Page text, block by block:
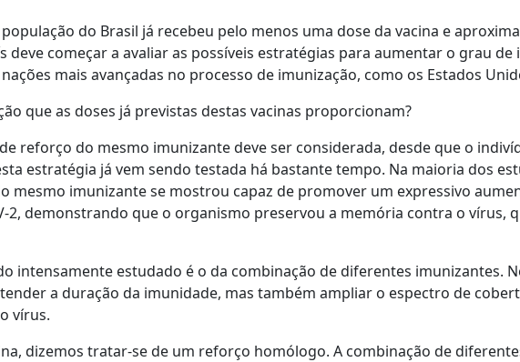
do Brasil já recebeu pelo menos uma dose da vacina e
deve começar a avaliar as possíveis estratégias para aumentar o grau
mais avançadas no processo de imunização, como os Estados
que as doses já previstas destas vacinas proporcionam?
reforço do mesmo imunizante deve ser considerada, desde que o
estratégia já vem sendo testada há bastante tempo. Na maioria dos
mesmo imunizante se mostrou capaz de promover um expressivo
2, demonstrando que o organismo preservou a memória contra o vírus,
intensamente estudado é o da combinação de diferentes imunizantes.
a duração da imunidade, mas também ampliar o espectro de
vírus.
dizemos tratar-se de um reforço homólogo. A combinação de